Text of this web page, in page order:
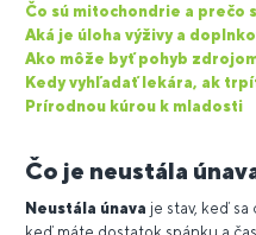
Čo sú mitochondrie a prečo
Aká je úloha výživy a
Ako môže byť pohyb
Kedy vyhľadať lekára, ak
Prírodnou kúrou k mladosti
Čo je neustála
Neustála únava je stav, keď sa